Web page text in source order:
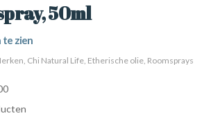
50ml
te zien
, Chi Natural Life, Etherische olie, Roomsprays